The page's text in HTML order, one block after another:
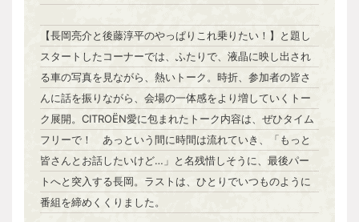
【長岡亮介と後藤淳平のやっぱりこれ乗りたい！】と題し
スタートしたコーナーでは、ふたりで、液晶に映し出され
る車の写真を見ながら、熱いトーク。時折、参加者の皆さ
んに話を振りながら、会場の一体感をより増していくトー
ク展開。CITROËN愛に包まれたトーク内容は、ぜひタイム
フリーで！ あっという間に時間は流れていき、「もっと
皆さんとお話したいけど…」と名残惜しそうに、最後パー
トへと突入する長岡。ラストは、ひとりでいつものように
番組を締めくくりました。